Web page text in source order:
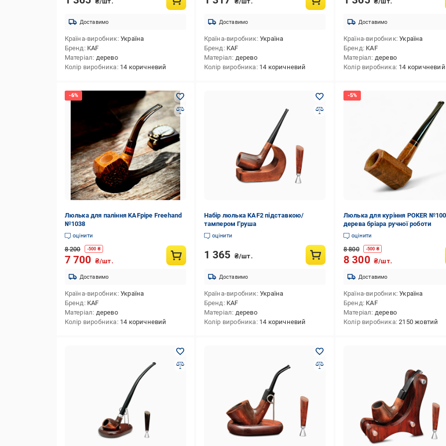
Доставимо
Країна-виробник Україна
Бренд KAF
Матеріал дерево
Колір виробника 14 коричневий
Доставимо
Країна-виробник Україна
Бренд KAF
Матеріал дерево
Колір виробника 14 коричневий
Доставимо
Країна-виробник Україна
Бренд KAF
Матеріал дерево
Колір виробника 14 коричневий
Люлька для паління KAFpipe Freehand
№1038
оцінити
8 200 -500 ₴
7 700 ₴/шт.
Доставимо
Країна-виробник Україна
Бренд KAF
Матеріал дерево
Колір виробника 14 коричневий
Набір люлька KAF2 підставкою/
тампером Груша
оцінити
1 365 ₴/шт.
Доставимо
Країна-виробник Україна
Бренд KAF
Матеріал дерево
Колір виробника 14 коричневий
Люлька для куріння POKER
дерева бріара ручної роботи
оцінити
8 800 -500 ₴
8 300 ₴/шт.
Доставимо
Країна-виробник Україна
Бренд KAF
Матеріал дерево
Колір виробника 2150 жовтий